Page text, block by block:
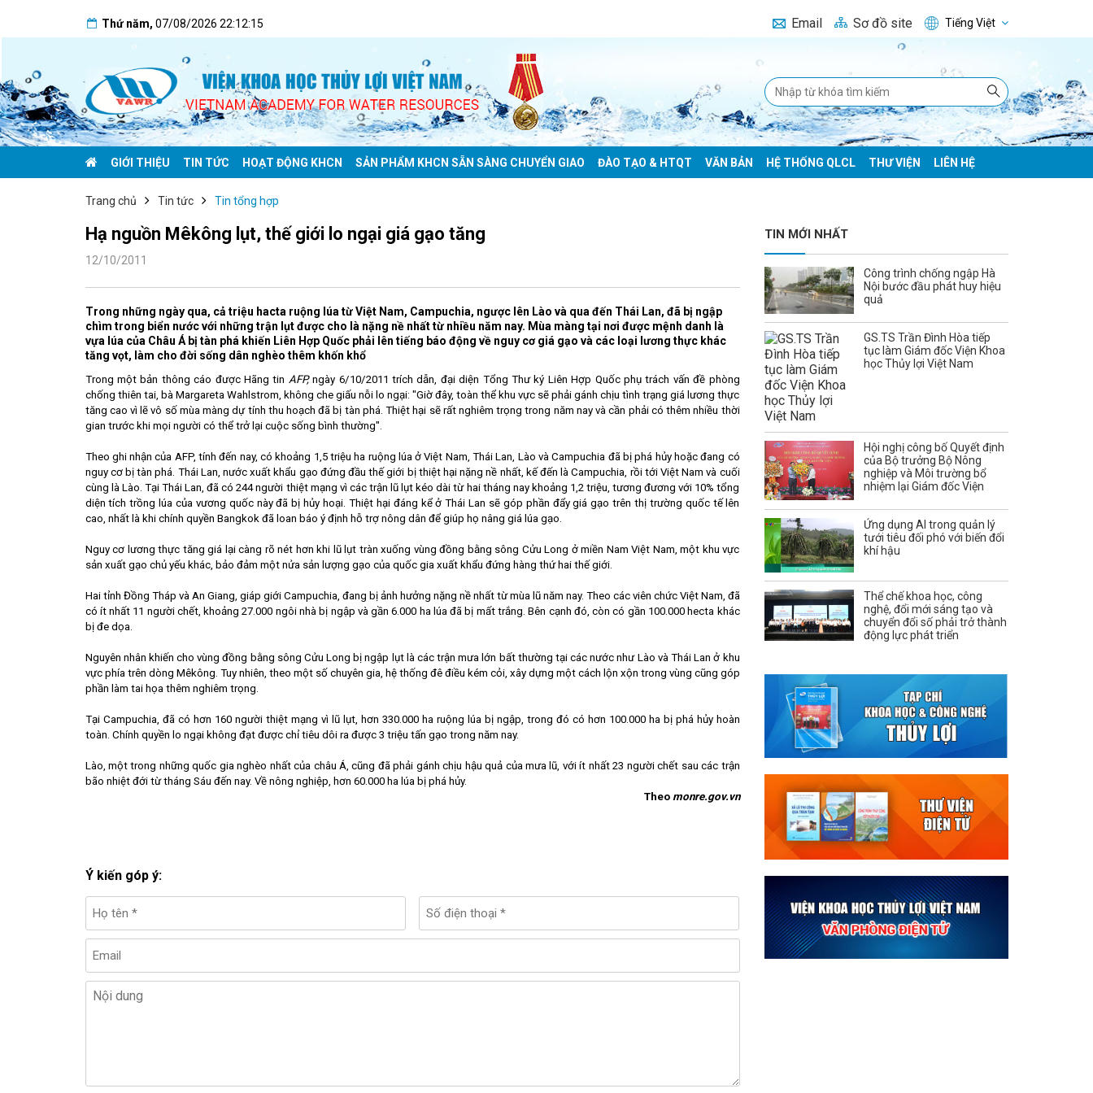
Thứ năm, 07/08/2026 22:12:15 Email Sơ đồ site Tiếng Việt
GIỚI THIỆU TIN TỨC HOẠT ĐỘNG KHCN SẢN PHẨM KHCN SẴN SÀNG CHUYỂN GIAO ĐÀO TẠO & HTQT VĂN BẢN HỆ THỐNG QLCL THƯ VIỆN LIÊN HỆ
Trang chủ Tin tức Tin tổng hợp
Hạ nguồn Mêkông lụt, thế giới lo ngại giá gạo tăng
12/10/2011
Trong những ngày qua, cả triệu hacta ruộng lúa từ Việt Nam, Campuchia, ngược lên Lào và qua đến Thái Lan, đã bị ngập
chìm trong biển nước với những trận lụt được cho là nặng nề nhất từ nhiều năm nay. Mùa màng tại nơi được mệnh danh là
vựa lúa của Châu Á bị tàn phá khiến Liên Hợp Quốc phải lên tiếng báo động về nguy cơ giá gạo và các loại lương thực khác
tăng vọt, làm cho đời sống dân nghèo thêm khốn khổ
Trong một bản thông cáo được Hãng tin AFP,ngày 6/10/2011 trích dẫn, đại diện Tổng Thư ký Liên Hợp Quốc phụ trách vấn đề phòng
chống thiên tai, bà Margareta Wahlstrom, không che giấu nỗi lo ngại: "Giờ đây, toàn thể khu vực sẽ phải gánh chịu tình trạng giá lương thực
tăng cao vì lẽ vô số mùa màng dự tính thu hoạch đã bị tàn phá. Thiệt hại sẽ rất nghiêm trọng trong năm nay và cần phải có thêm nhiều thời
gian trước khi mọi người có thể trở lại cuộc sống bình thường".
Theo ghi nhận của AFP, tính đến nay, có khoảng 1,5 triệu ha ruộng lúa ở Việt Nam, Thái Lan, Lào và Campuchia đã bị phá hủy hoặc đang có
nguy cơ bị tàn phá. Thái Lan, nước xuất khẩu gạo đứng đầu thế giới bị thiệt hại nặng nề nhất, kế đến là Campuchia, rồi tới Việt Nam và cuối
cùng là Lào. Tại Thái Lan, đã có 244 người thiệt mạng vì các trận lũ lụt kéo dài từ hai tháng nay khoảng 1,2 triệu, tương đương với 10% tổng
diện tích trồng lúa của vương quốc này đã bị hủy hoại. Thiệt hại đáng kể ở Thái Lan sẽ góp phần đẩy giá gạo trên thị trường quốc tế lên
cao, nhất là khi chính quyền Bangkok đã loan báo ý định hỗ trợ nông dân để giúp họ nâng giá lúa gạo.
Nguy cơ lương thực tăng giá lại càng rõ nét hơn khi lũ lụt tràn xuống vùng đồng bằng sông Cửu Long ở miền Nam Việt Nam, một khu vực
sản xuất gạo chủ yếu khác, bảo đảm một nửa sản lượng gạo của quốc gia xuất khẩu đứng hàng thứ hai thế giới.
Hai tỉnh Đồng Tháp và An Giang, giáp giới Campuchia, đang bị ảnh hưởng nặng nề nhất từ mùa lũ năm nay. Theo các viên chức Việt Nam, đã
có ít nhất 11 người chết, khoảng 27.000 ngôi nhà bị ngập và gần 6.000 ha lúa đã bị mất trắng. Bên cạnh đó, còn có gần 100.000 hecta khác
bị đe dọa.
Nguyên nhân khiến cho vùng đồng bằng sông Cửu Long bị ngập lụt là các trận mưa lớn bất thường tại các nước như Lào và Thái Lan ở khu
vực phía trên dòng Mêkông. Tuy nhiên, theo một số chuyên gia, hệ thống đê điều kém cỏi, xây dựng một cách lộn xộn trong vùng cũng góp
phần làm tai họa thêm nghiêm trọng.
Tại Campuchia, đã có hơn 160 người thiệt mạng vì lũ lụt, hơn 330.000 ha ruộng lúa bị ngập, trong đó có hơn 100.000 ha bị phá hủy hoàn
toàn. Chính quyền lo ngại không đạt được chỉ tiêu dôi ra được 3 triệu tấn gạo trong năm nay.
Lào, một trong những quốc gia nghèo nhất của châu Á, cũng đã phải gánh chịu hậu quả của mưa lũ, với ít nhất 23 người chết sau các trận
bão nhiệt đới từ tháng Sáu đến nay. Về nông nghiệp, hơn 60.000 ha lúa bị phá hủy.
Theo monre.gov.vn
Ý kiến góp ý:
TIN MỚI NHẤT
Công trình chống ngập Hà
Nội bước đầu phát huy hiệu
quả
GS.TS Trần Đình Hòa tiếp
tục làm Giám đốc Viện Khoa
học Thủy lợi Việt Nam
Hội nghị công bố Quyết định
của Bộ trưởng Bộ Nông
nghiệp và Môi trường bổ
nhiệm lại Giám đốc Viện
Ứng dụng AI trong quản lý
tưới tiêu đối phó với biến đổi
khí hậu
Thể chế khoa học, công
nghệ, đổi mới sáng tạo và
chuyển đổi số phải trở thành
động lực phát triển